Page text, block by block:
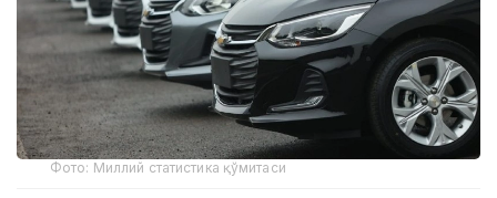
Фото: Миллий статистика қўмитаси